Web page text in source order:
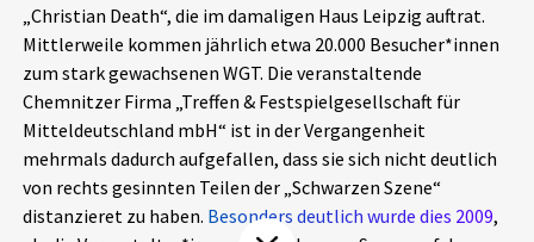
Spenden
chronik.LE in der Presse
„Christian Death“, die im damaligen Haus Leipzig auftrat.
Mittlerweile kommen jährlich etwa 20.000 Besucher*innen
zum stark gewachsenen WGT. Die veranstaltende
Chemnitzer Firma „Treffen & Festspielgesellschaft für
Mitteldeutschland mbH“ ist in der Vergangenheit
mehrmals dadurch aufgefallen, dass sie sich nicht deutlich
von rechts gesinnten Teilen der „Schwarzen Szene“
distanzieret zu haben. Besonders deutlich wurde dies 2009,